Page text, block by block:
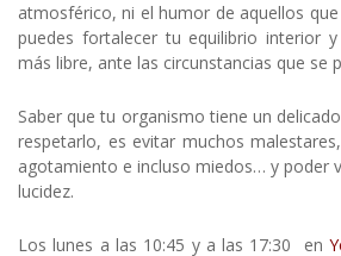
atmosférico, ni el humor de aquellos
puedes fortalecer tu equilibrio interior
más libre, ante las circunstancias que se
Saber que tu organismo tiene un
respetarlo, es evitar muchos
agotamiento e incluso miedos… y poder
lucidez.
Los lunes a las 10:45 y a las 17:30 en